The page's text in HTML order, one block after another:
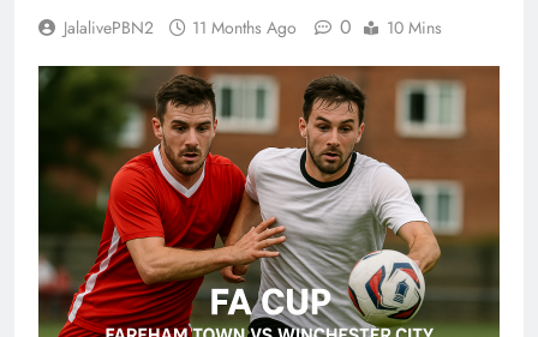
JalalivePBN2 11 Months Ago 0 10 Mins